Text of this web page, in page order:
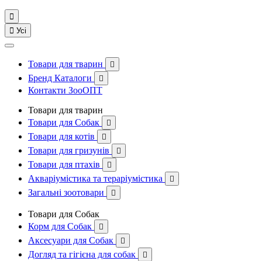

 Усі
Товари для тварин 
Бренд Каталоги 
Контакти ЗооОПТ
Товари для тварин
Товари для Собак

Товари для котів 
Товари для гризунів 
Товари для птахів 
Акваріумістика та тераріумістика 
Загальні зоотовари 
Товари для Собак
Корм для Собак

Аксесуари для Собак 
Догляд та гігієна для собак 